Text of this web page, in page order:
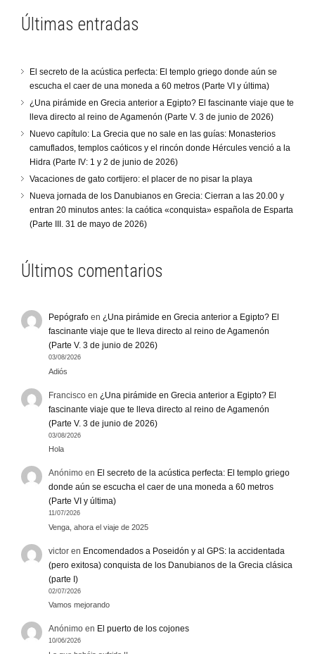
Últimas entradas
El secreto de la acústica perfecta: El templo griego donde aún se
escucha el caer de una moneda a 60 metros (Parte VI y última)
¿Una pirámide en Grecia anterior a Egipto? El fascinante viaje que te
lleva directo al reino de Agamenón (Parte V. 3 de junio de 2026)
Nuevo capítulo: La Grecia que no sale en las guías: Monasterios
camuflados, templos caóticos y el rincón donde Hércules venció a la
Hidra (Parte IV: 1 y 2 de junio de 2026)
Vacaciones de gato cortijero: el placer de no pisar la playa
Nueva jornada de los Danubianos en Grecia: Cierran a las 20.00 y
entran 20 minutos antes: la caótica «conquista» española de Esparta
(Parte III. 31 de mayo de 2026)
Últimos comentarios
Pepógrafo en ¿Una pirámide en Grecia anterior a Egipto? El
fascinante viaje que te lleva directo al reino de Agamenón
(Parte V. 3 de junio de 2026)
03/08/2026
Adiós
Francisco en ¿Una pirámide en Grecia anterior a Egipto? El
fascinante viaje que te lleva directo al reino de Agamenón
(Parte V. 3 de junio de 2026)
03/08/2026
Hola
Anónimo en El secreto de la acústica perfecta: El templo griego
donde aún se escucha el caer de una moneda a 60 metros
(Parte VI y última)
11/07/2026
Venga, ahora el viaje de 2025
victor en Encomendados a Poseidón y al GPS: la accidentada
(pero exitosa) conquista de los Danubianos de la Grecia clásica
(parte I)
02/07/2026
Vamos mejorando
Anónimo en El puerto de los cojones
10/06/2026